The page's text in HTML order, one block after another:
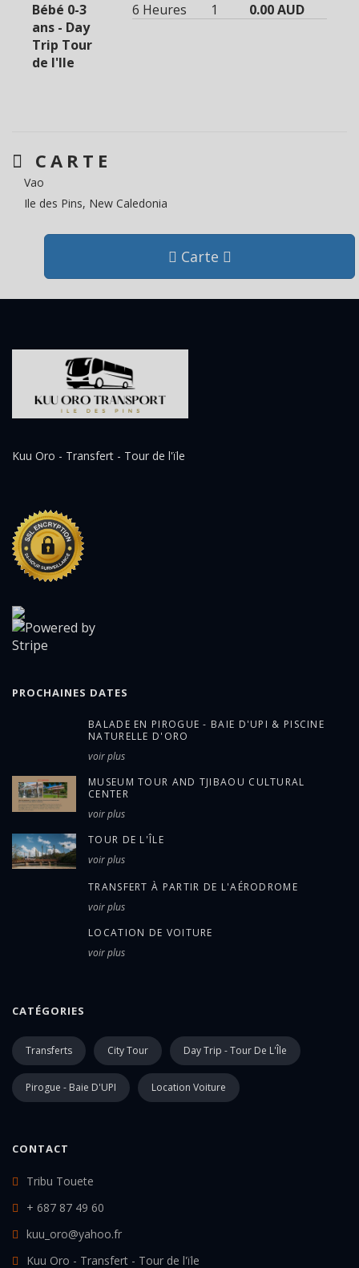
Bébé 0-3
ans - Day
Trip Tour
de l'Ile
6 Heures 1 0.00 AUD
CARTE
Vao
Ile des Pins, New Caledonia
Carte
Kuu Oro - Transfert - Tour de l'ïle
PROCHAINES DATES
BALADE EN PIROGUE - BAIE D'UPI & PISCINE
NATURELLE D'ORO
voir plus
MUSEUM TOUR AND TJIBAOU CULTURAL
CENTER
voir plus
TOUR DE L'ÎLE
voir plus
TRANSFERT À PARTIR DE L'AÉRODROME
voir plus
LOCATION DE VOITURE
voir plus
CATÉGORIES
Transferts City Tour Day Trip - Tour De L'Île
Pirogue - Baie D'UPI Location Voiture
CONTACT
Tribu Touete
+ 687 87 49 60
kuu_oro@yahoo.fr
Kuu Oro - Transfert - Tour de l'ïle